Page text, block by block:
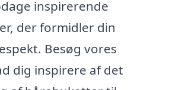
inspirerende
der formidler din
Besøg vores
dig inspirere af det